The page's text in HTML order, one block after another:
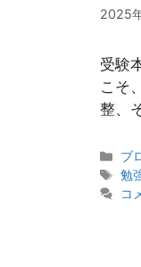
2025
受験
こそ
整、
カ
テ
ゴ
ブ
タ
グ
勉
コ